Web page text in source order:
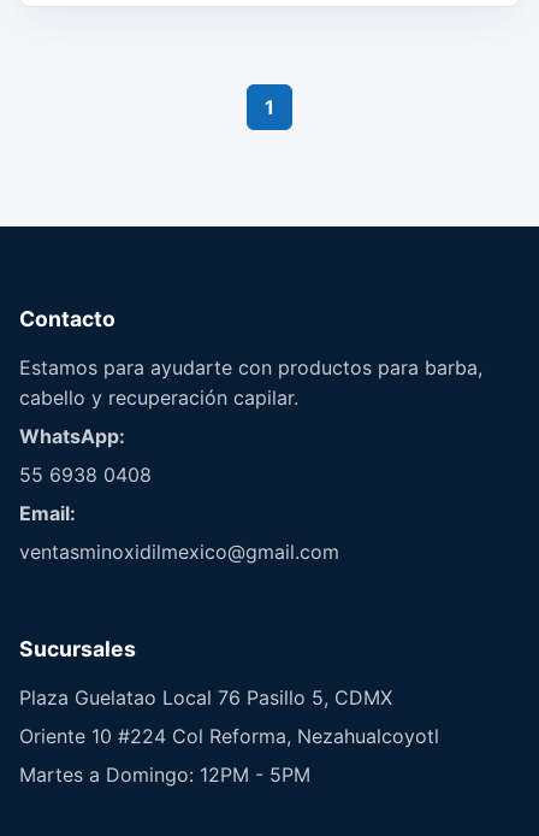
1
Contacto
Estamos para ayudarte con productos para barba,
cabello y recuperación capilar.
WhatsApp:
55 6938 0408
Email:
ventasminoxidilmexico@gmail.com
Sucursales
Plaza Guelatao Local 76 Pasillo 5, CDMX
Oriente 10 #224 Col Reforma, Nezahualcoyotl
Martes a Domingo: 12PM - 5PM